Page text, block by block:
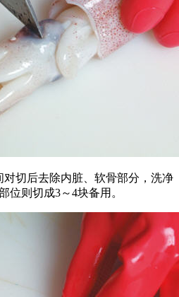
对切后去除内脏、软骨部分，洗净
位则切成3～4块备用。